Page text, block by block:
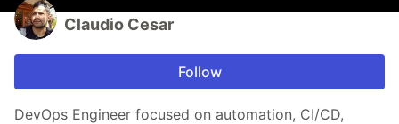
Claudio Cesar
Follow
DevOps Engineer focused on automation, CI/CD,